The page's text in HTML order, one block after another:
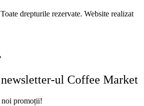
drepturile rezervate. Website realizat
ul Coffee Market
noi promoții!